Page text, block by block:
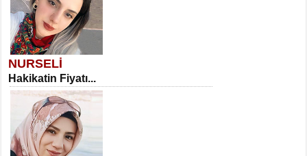
NURSELİ
Hakikatin Fiyatı...